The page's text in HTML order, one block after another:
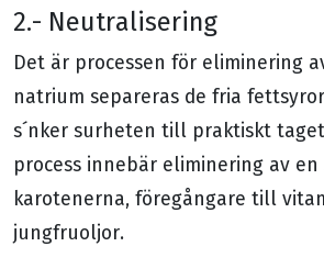
2.- Neutralisering
Det är processen för eliminering
natrium separeras de fria
s´nker surheten till praktiskt
process innebär eliminering av
karotenerna, föregångare till
jungfruoljor.